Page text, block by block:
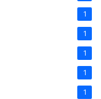
1
1
1
1
1